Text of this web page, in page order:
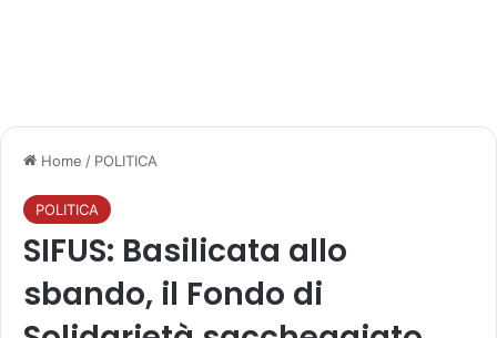
Home / POLITICA
POLITICA
SIFUS: Basilicata allo
sbando, il Fondo di